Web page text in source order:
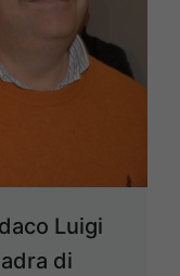
Luigi
di